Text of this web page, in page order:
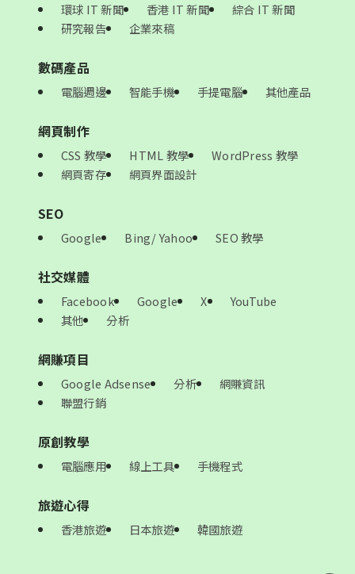
環球 IT 新聞 香港 IT 新聞
綜合 IT 新聞
研究報告
企業來稿
數碼產品
電腦週邊 智能手機 手提電腦 其他產品
網頁制作
CSS 教學 HTML 教學
WordPress 教學
網頁寄存
網頁界面設計
SEO
Google Bing/ Yahoo SEO 教學
社交媒體
Facebook Google X
YouTube
其他
分析
網賺項目
Google Adsense 分析
網賺資訊
聯盟行銷
原創教學
電腦應用 線上工具 手機程式
旅遊心得
香港旅遊 日本旅遊 韓國旅遊